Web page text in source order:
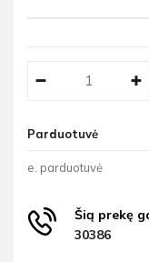
Parduotuvė
e. parduotuvė
Šią prekę
30386